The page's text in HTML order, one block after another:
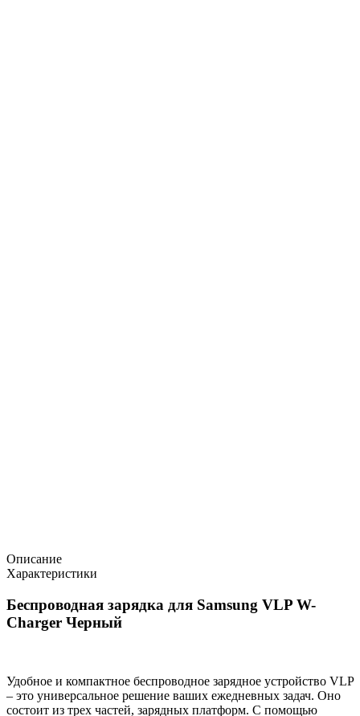
Описание
Характеристики
Беспроводная зарядка для Samsung VLP W-
Charger Черный
Удобное и компактное беспроводное зарядное устройство VLP
– это универсальное решение ваших ежедневных задач. Оно
состоит из трех частей, зарядных платформ. C помощью